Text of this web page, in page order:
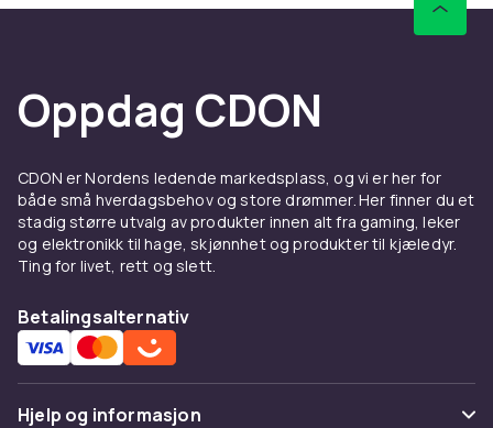
Oppdag CDON
CDON er Nordens ledende markedsplass, og vi er her for
både små hverdagsbehov og store drømmer. Her finner du et
stadig større utvalg av produkter innen alt fra gaming, leker
og elektronikk til hage, skjønnhet og produkter til kjæledyr.
Ting for livet, rett og slett.
Betalingsalternativ
Hjelp og informasjon